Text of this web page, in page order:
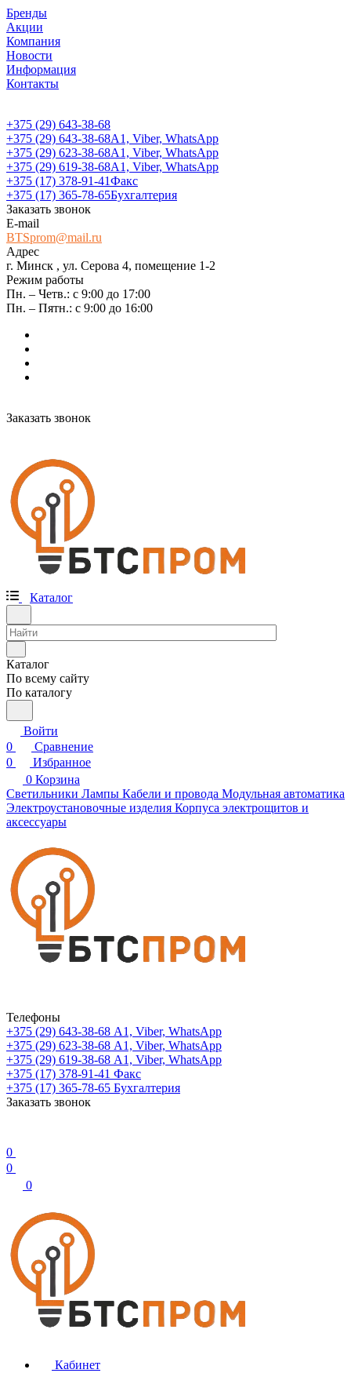
Бренды
Акции
Компания
Новости
Информация
Контакты
+375 (29) 643-38-68
+375 (29) 643-38-68А1, Viber, WhatsApp
+375 (29) 623-38-68А1, Viber, WhatsApp
+375 (29) 619-38-68А1, Viber, WhatsApp
+375 (17) 378-91-41Факс
+375 (17) 365-78-65Бухгалтерия
Заказать звонок
E-mail
BTSprom@mail.ru
Адрес
г. Минск , ул. Серова 4, помещение 1-2
Режим работы
Пн. – Четв.: с 9:00 до 17:00
Пн. – Пятн.: с 9:00 до 16:00
Заказать звонок
Каталог
Каталог
По всему сайту
По каталогу
Войти
0
Сравнение
0
Избранное
0 Корзина
Светильники Лампы Кабели и провода Модульная автоматика
Электроустановочные изделия Корпуса электрощитов и
аксессуары
Телефоны
+375 (29) 643-38-68 А1, Viber, WhatsApp
+375 (29) 623-38-68 А1, Viber, WhatsApp
+375 (29) 619-38-68 А1, Viber, WhatsApp
+375 (17) 378-91-41 Факс
+375 (17) 365-78-65 Бухгалтерия
Заказать звонок
0
0
0
Кабинет